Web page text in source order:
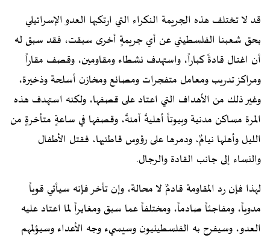
قد لا تختلف هذه الجريمة النكراء التي ارتكبها العدو الإسرائيلي
بحق شعبنا الفلسطيني عن أي جريمةٍ أخرى سبقت، فقد سبق له
أن اغتال قادةً كباراً، واستهدف نشطاء ومقاومين، وقصف مقاراً
ومراكز تدريب ومعامل متفجرات ومصانع ومخازن أسلحة وذخيرة،
وغير ذلك من الأهداف التي اعتاد على قصفها، ولكنه استهدف هذه
المرة مساكن مدنية وبيوتاً أهليةً آمنةً، وقصفها في ساعةٍ متأخرةٍ من
الليل وأهلها نيامٌ، ودمرها على رؤوس قاطنيها، فقتل الأطفال
والنساء إلى جانب القادة والرجال.
لهذا فإن رد المقاومة قادمٌ لا محالة، وإن تأخر فإنه سيأتي قوياً
مدوياً، ومفاجئاً صادماً، ومختلفاً عما سبق ومغايراً لما اعتاد عليه
العدو، وسيفرح به الفلسطينيون وسيسيء وجه الأعداء وسيؤلمهم